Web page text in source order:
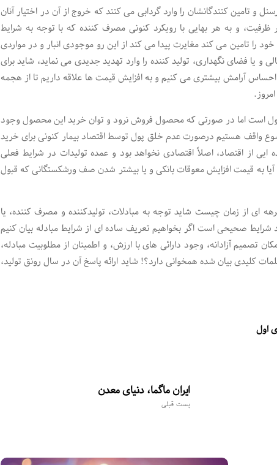
و تامین کنندگانشان را وارد گردابی می کنند که خروج از آن در اختیار آنان
ظرفیت، و به هر بهایی با رویکرد کنونی مصرف کننده که با توجه به شرایط
را تامین می کند مغایرت پیدا می کند از این رو موجودی انبار و در مواردی
و یا فضای نگهداری، تولید کننده را وارد تهدید جدیدی می نماید، شاید برای
آرامش بیشتری می کنیم و به افزایش قیمت ها علاقه داریم تا از هجمه
است اما در صورتی که محصول فروش نرود و توان خرید این محصول وجود
واقف هستیم درصورت عدم خلق پول توسط اقتصاد بیمار کنونی برای خرید
از اقتصاد، اصلاً اقتصادی نخواهد بود و عمده تولیدات در شرایط فعلی
آیا به قیمت افزایش معوقات بانکی و یا بیشتر شدن صف ورشکستگانی که قبول
از زمان چیست شاید توجه به مبادلات، تولیدکننده و مصرف کننده، یا
شرایط صحیحی است اگر بخواهیم تعریف ساده ای از شرایط مبادله بیان کنیم
آزادانه، وجود دارائی های با ارزش، و اطمینان از مطلوبیت مبادله،
کلیدی بیان شده همخوانی دارد؟! شاید ارائه پاسخ آن در سال رونق تولید،
اول
ایران ماگما، دنیای معدن
پست قبلی